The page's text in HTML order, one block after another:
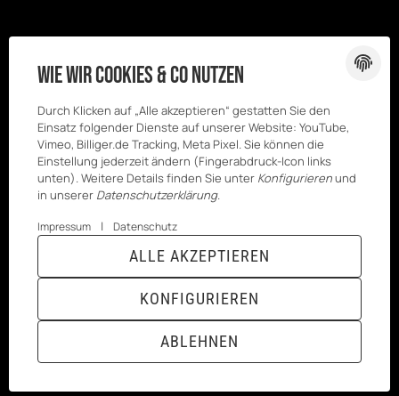
© Kesenci
Versand
Powered byJTL-Shop|TECHNIK JTL-Shop Template
VERTRAG WIDERRUFEN
ANMELDEN MENÜ WARENKORB
Wie wir Cookies & Co nutzen
Durch Klicken auf „Alle akzeptieren“ gestatten Sie den
Einsatz folgender Dienste auf unserer Website: YouTube,
Vimeo, Billiger.de Tracking, Meta Pixel. Sie können die
Einstellung jederzeit ändern (Fingerabdruck-Icon links
unten). Weitere Details finden Sie unter Konfigurierenund
in unserer Datenschutzerklärung.
Impressum | Datenschutz
ABLEHNEN
KONFIGURIEREN
ALLE AKZEPTIEREN